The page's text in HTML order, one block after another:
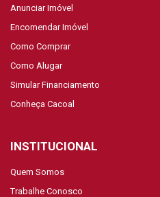
Anunciar Imóvel
Encomendar Imóvel
Como Comprar
Como Alugar
Simular Financiamento
Conheça Cacoal
INSTITUCIONAL
Quem Somos
Trabalhe Conosco